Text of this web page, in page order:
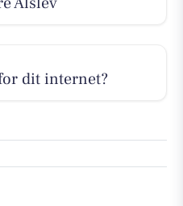
dit internet?